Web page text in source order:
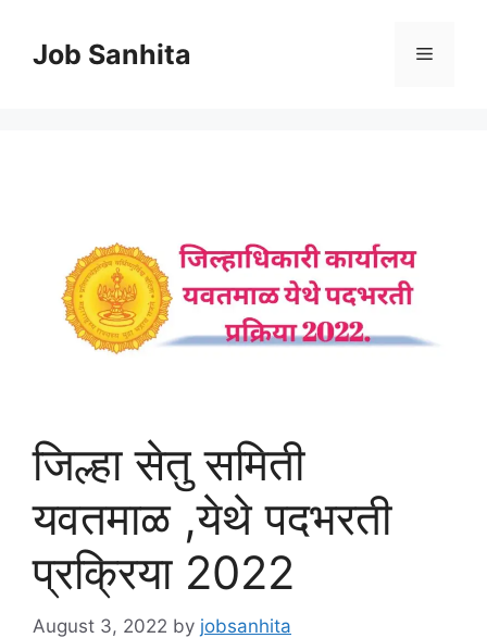
contentJob Sanhita Menu
जिल्हा सेतु समिती
यवतमाळ ,येथे पदभरती
प्रक्रिया 2022
August 3, 2022 by jobsanhita